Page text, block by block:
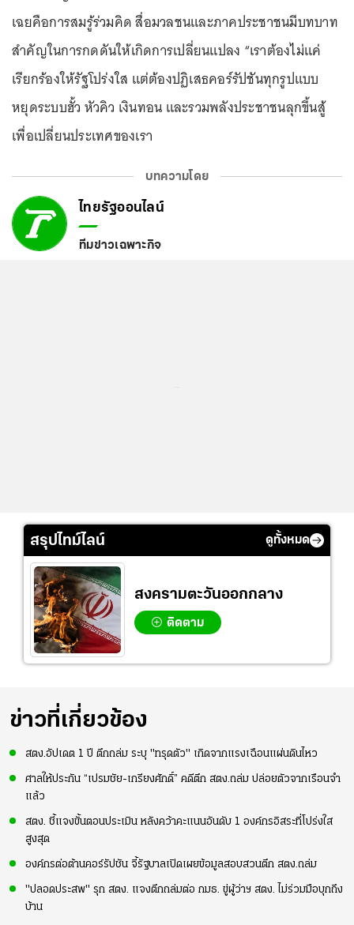
เฉยคือการสมรู้ร่วมคิด สื่อมวลชนและภาคประชาชนมีบทบาท
สำคัญในการกดดันให้เกิดการเปลี่ยนแปลง “เราต้องไม่แค่
เรียกร้องให้รัฐโปร่งใส แต่ต้องปฏิเสธคอร์รัปชันทุกรูปแบบ
หยุดระบบฮั้ว หัวคิว เงินทอน และรวมพลังประชาชนลุกขึ้นสู้
เพื่อเปลี่ยนประเทศของเรา
บทความโดย
ไทยรัฐออนไลน์
ทีมข่าวเฉพาะกิจ
สรุปไทม์ไลน์ ดูทั้งหมด
สงครามตะวันออกกลาง
ติดตาม
ข่าวที่เกี่ยวข้อง
สตง.อัปเดต 1 ปี ตึกถล่ม ระบุ "ทรุดตัว" เกิดจากแรงเฉือนแผ่นดินไหว
ศาลให้ประกัน “เปรมชัย-เกรียงศักดิ์” คดีตึก สตง.ถล่ม ปล่อยตัวจากเรือนจำ
แล้ว
สตง. ชี้แจงขั้นตอนประเมิน หลังคว้าคะแนนอันดับ 1 องค์กรอิสระที่โปร่งใส
สูงสุด
องค์กรต่อต้านคอร์รัปชัน จี้รัฐบาลเปิดเผยข้อมูลสอบสวนตึก สตง.ถล่ม
"ปลอดประสพ" รุก สตง. แจงตึกถล่มต่อ กมธ. ขู่ผู้ว่าฯ สตง. ไม่ร่วมมือบุกถึง
บ้าน